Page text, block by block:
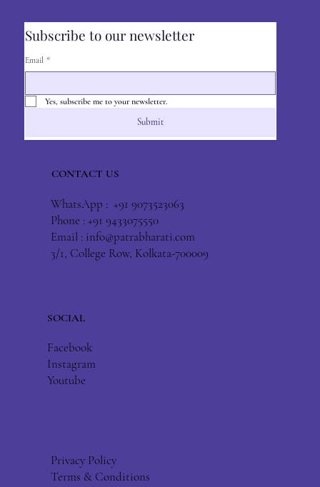
Subscribe to our newsletter
Email *
Yes, subscribe me to your newsletter.
Submit
CONTACT US
WhatsApp : +91 9073523063
Phone : +91 9433075550
Email : info@patrabharati.com
3/1, College Row, Kolkata-700009
SOCIAL
Facebook
Instagram
Youtube
Privacy Policy
Terms & Conditions